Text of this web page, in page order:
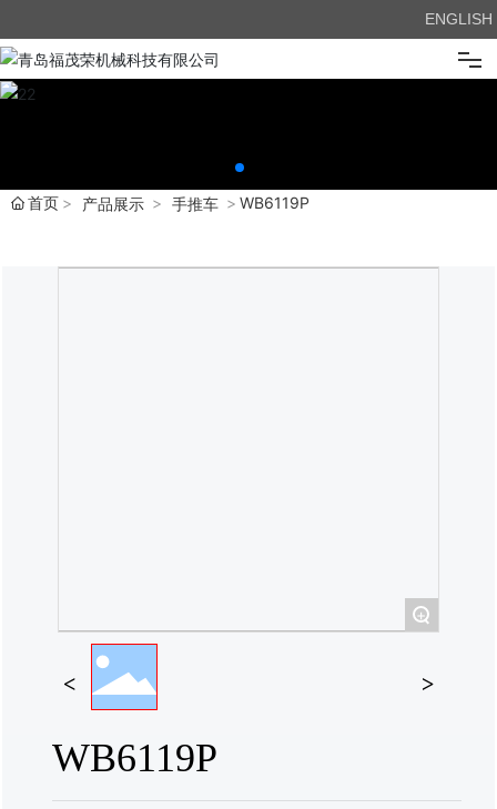
ENGLISH
首页 产品展示 手推车 WB6119P
+
WB6119P